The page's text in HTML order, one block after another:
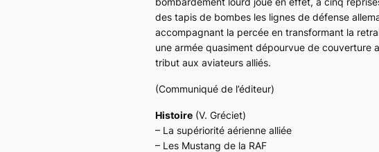
des tapis de bombes les lignes de défense
accompagnant la percée en transformant la
une armée quasiment dépourvue de couverture
tribut aux aviateurs alliés.
(Communiqué de l’éditeur)
Histoire (V. Gréciet)
– La supériorité aérienne alliée
– Les Mustang de la RAF